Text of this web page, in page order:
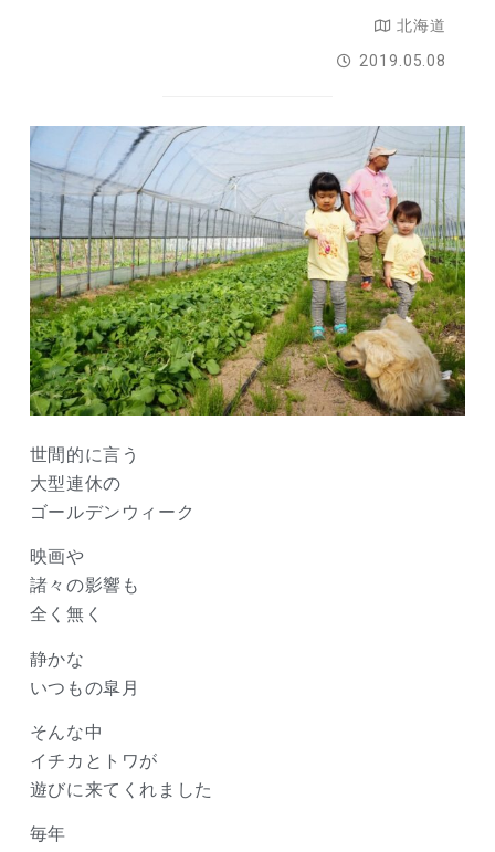
北海道
2019.05.08
世間的に言う
大型連休の
ゴールデンウィーク
映画や
諸々の影響も
全く無く
静かな
いつもの皐月
そんな中
イチカとトワが
遊びに来てくれました
毎年